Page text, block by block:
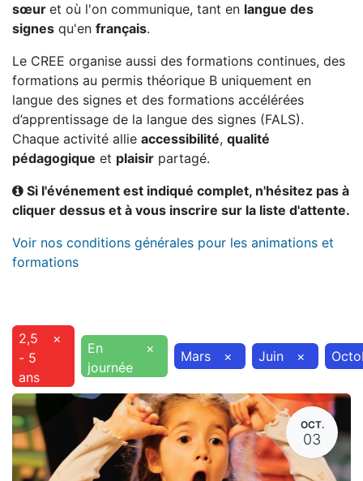
sœur et où l'on communique, tant en langue des
signes qu'en français.
Le CREE organise aussi des formations continues, des
formations au permis théorique B uniquement en
langue des signes et des formations accélérées
d’apprentissage de la langue des signes (FALS).
Chaque activité allie accessibilité, qualité
pédagogique et plaisir partagé.
Si l'événement est indiqué complet, n'hésitez pas à
cliquer dessus et à vous inscrire sur la liste d'attente.
Voir nos conditions générales pour les animations et
formations
2,5
- 5
ans
×
En
journée
× Mars × Juin ×
OCT.
03